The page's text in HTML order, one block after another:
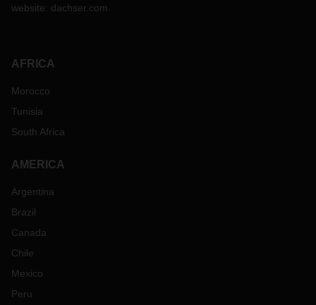
servisi vermeye çalışıyor.
çözümler sunmaya devam ediyor.
dahil olmak üzere Shanghai'daki konumları, Huaqiao
politikası uyguluyor. Yerel temsilcinize olağan iletişim
kanallarından ulaşabilirsiniz.
DACHSER'deki yerel temsilciler, gönderiler ve olası
duyacaktır.
website: dachser.com
AFRICA
Morocco
Tunisia
South Africa
AMERICA
Argentina
Brazil
Canada
Chile
Mexico
Peru